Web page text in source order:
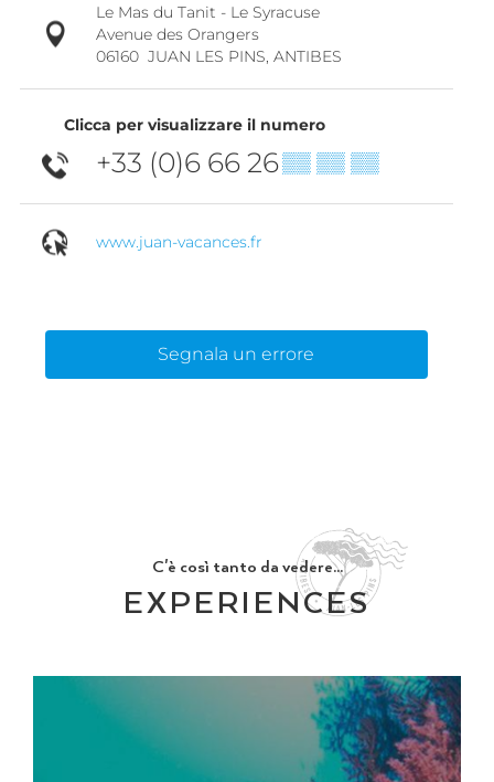
Le Mas du Tanit - Le Syracuse
Avenue des Orangers
06160 JUAN LES PINS, ANTIBES
Clicca per visualizzare il numero
+33 (0)6 66 26▒▒ ▒▒ ▒▒
www.juan-vacances.fr
Segnala un errore
C'è così tanto da vedere...
EXPERIENCES